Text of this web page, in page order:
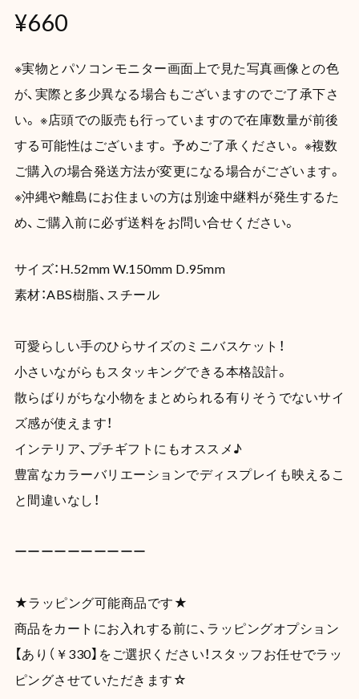
¥660
※実物とパソコンモニター画面上で見た写真画像との色
が、実際と多少異なる場合もございますのでご了承下さ
い。 ※店頭での販売も行っていますので在庫数量が前後
する可能性はございます。 予めご了承ください。 ※複数
ご購入の場合発送方法が変更になる場合がございます。
※沖縄や離島にお住まいの方は別途中継料が発生するた
め、ご購入前に必ず送料をお問い合せください。
サイズ：H.52mm W.150mm D.95mm
素材：ABS樹脂、スチール
可愛らしい手のひらサイズのミニバスケット！
小さいながらもスタッキングできる本格設計。
散らばりがちな小物をまとめられる有りそうでないサイ
ズ感が使えます！
インテリア、プチギフトにもオススメ♪
豊富なカラーバリエーションでディスプレイも映えるこ
と間違いなし！
ーーーーーーーーーー
★ラッピング可能商品です★
商品をカートにお入れする前に、ラッピングオプション
【あり（￥330】をご選択ください！スタッフお任せでラッ
ピングさせていただきます☆